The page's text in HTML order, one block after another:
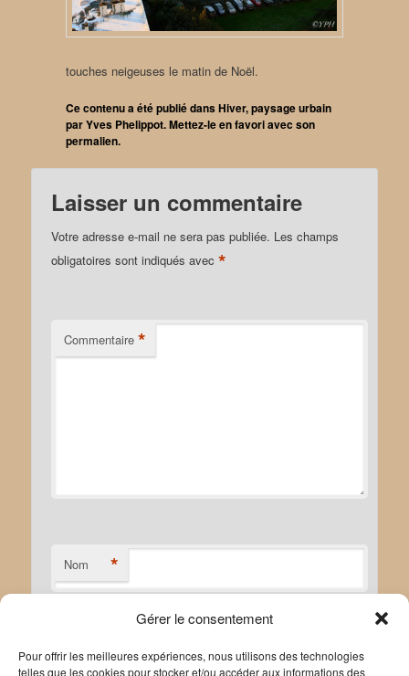
Gérer le consentement
Pour offrir les meilleures expériences, nous utilisons des technologies
telles que les cookies pour stocker et/ou accéder aux informations des
touches neigeuses le matin de Noël.
Ce contenu a été publié dansHiver,paysage urbain
parYves Phelippot. Mettez-le en favori avec son
permalien.
Laisser un commentaire
Votre adresse e-mail ne sera pas publiée. Les champs
obligatoires sont indiqués avec*
Commentaire *
Nom *
E-mail *